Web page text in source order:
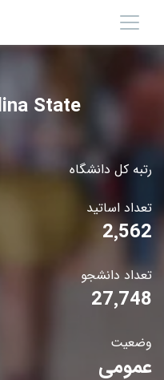
رتبه کل دانشگاه
تعداد اساتید
2٬562
تعداد دانشجو
27٬748
وضعیت
عمومی
State